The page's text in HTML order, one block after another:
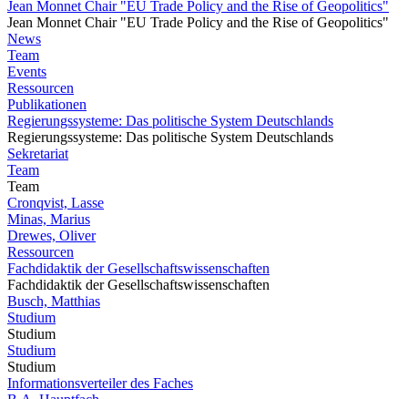
Jean Monnet Chair "EU Trade Policy and the Rise of Geopolitics"
Jean Monnet Chair "EU Trade Policy and the Rise of Geopolitics"
News
Team
Events
Ressourcen
Publikationen
Regierungssysteme: Das politische System Deutschlands
Regierungssysteme: Das politische System Deutschlands
Sekretariat
Team
Team
Cronqvist, Lasse
Minas, Marius
Drewes, Oliver
Ressourcen
Fachdidaktik der Gesellschaftswissenschaften
Fachdidaktik der Gesellschaftswissenschaften
Busch, Matthias
Studium
Studium
Studium
Studium
Informationsverteiler des Faches